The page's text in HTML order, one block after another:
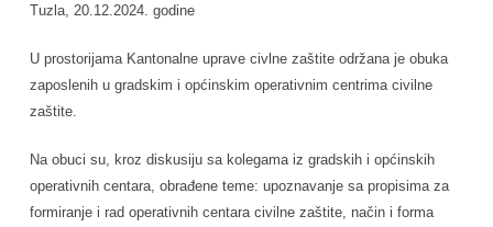
Tuzla, 20.12.2024. godine
U prostorijama Kantonalne uprave civlne zaštite održana je obuka
zaposlenih u gradskim i općinskim operativnim centrima civilne
zaštite.
Na obuci su, kroz diskusiju sa kolegama iz gradskih i općinskih
operativnih centara, obrađene teme: upoznavanje sa propisima za
formiranje i rad operativnih centara civilne zaštite, način i forma